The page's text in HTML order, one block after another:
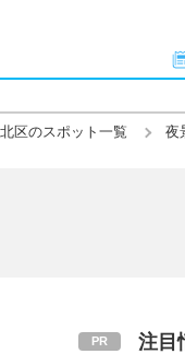
北区のスポット一覧 夜
注目